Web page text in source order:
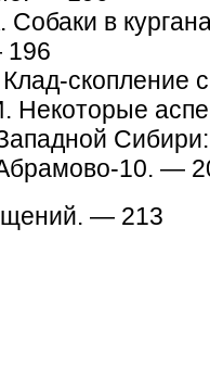
в
196
скопление
Некоторые
10. —
— 213